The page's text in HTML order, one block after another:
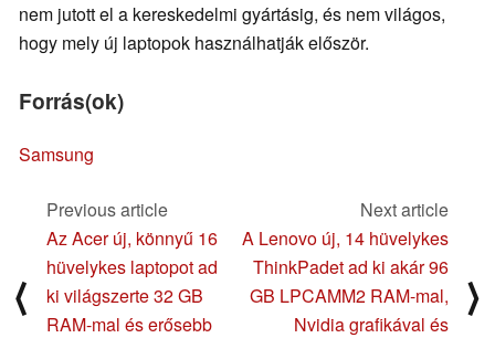
nem jutott el a kereskedelmi gyártásig, és nem világos,
hogy mely új laptopok használhatják először.
Forrás(ok)
Samsung
⟨
Previous article
Az Acer új, könnyű 16
hüvelykes laptopot ad
ki világszerte 32 GB
RAM-mal és erősebb
Next article
A Lenovo új, 14 hüvelykes
ThinkPadet ad ki akár 96
GB LPCAMM2 RAM-mal,
Nvidia grafikával és
⟩